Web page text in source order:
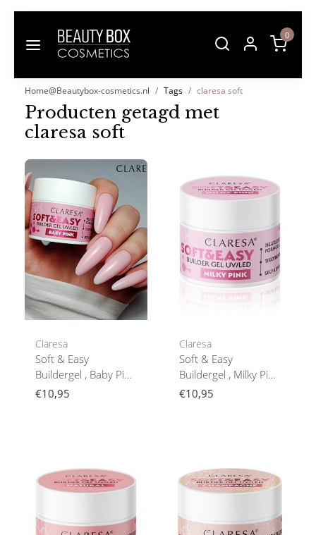
0
Home@Beautybox-cosmetics.nl Tags claresa soft
Producten getagd met
claresa soft
Claresa
Soft & Easy
Buildergel , Baby Pink
, Nailstyling
€10,95
Claresa
Soft & Easy
Buildergel , Milky Pink
Nailstyling
€10,95